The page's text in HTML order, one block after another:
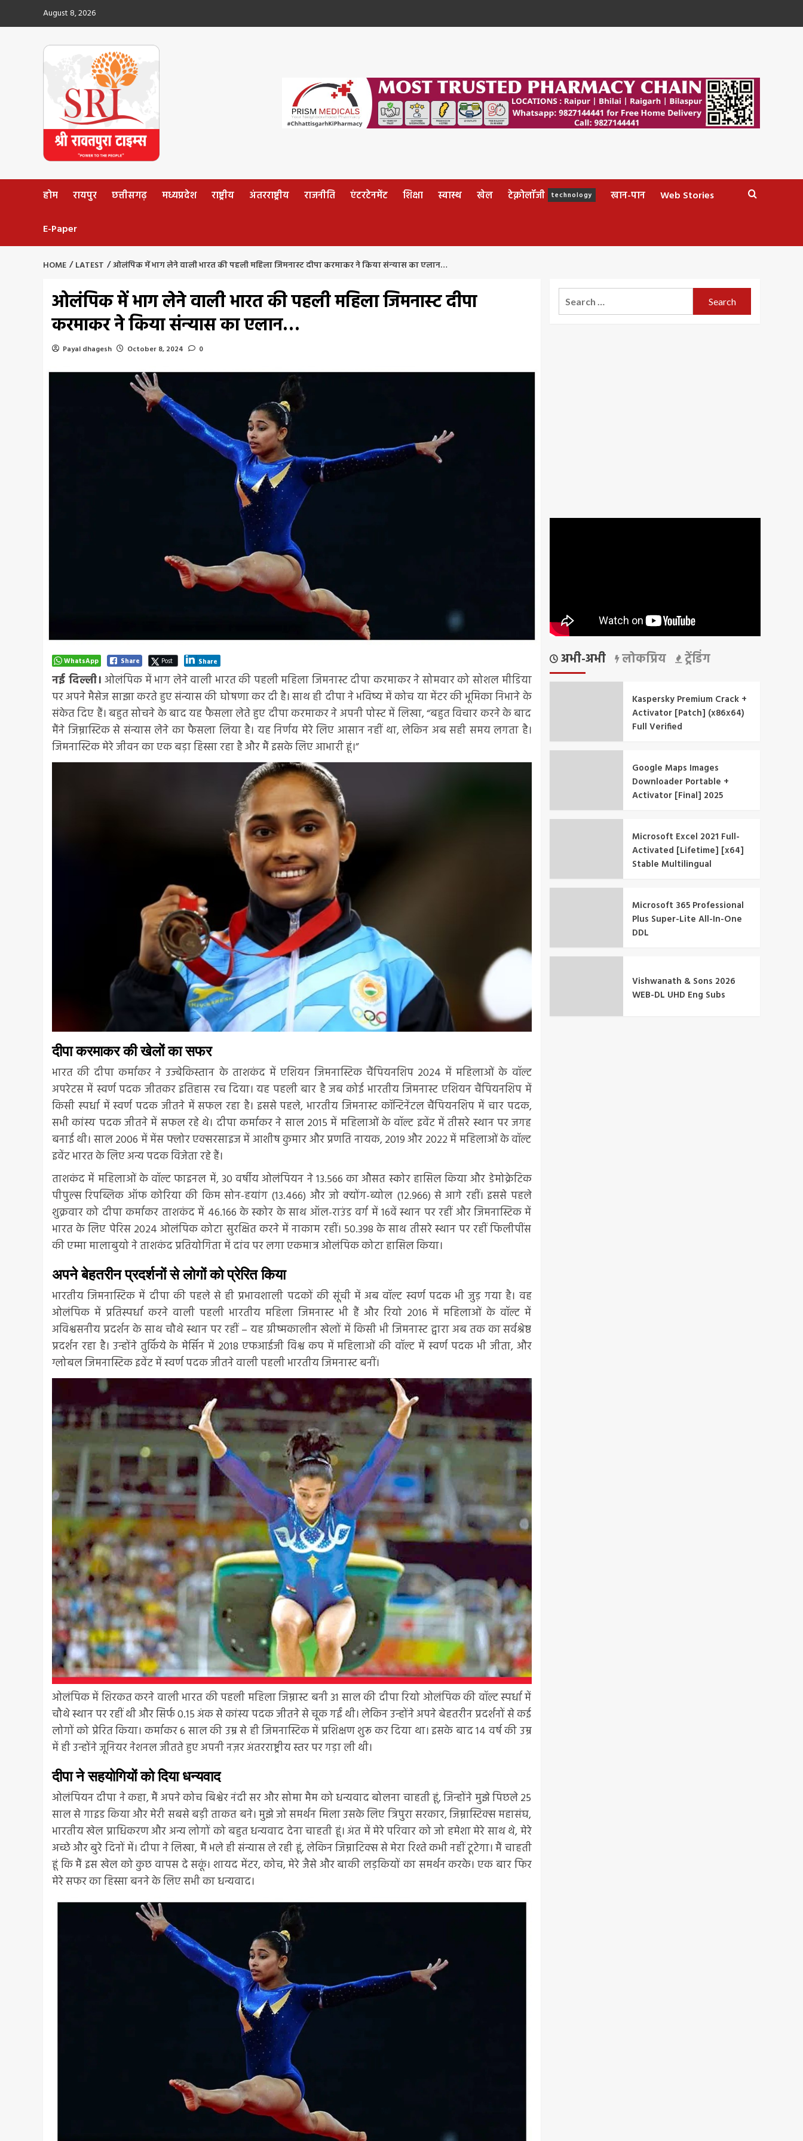
August 8, 2026
होम रायपुर छत्तीसगढ़ मध्यप्रदेश राष्ट्रीय अंतरराष्ट्रीय राजनीति एंटरटेनमेंट शिक्षा स्वास्थ खेल टेक्नोलॉजी technology खान-पान Web Stories
E-Paper
HOME LATEST ओलंपिक में भाग लेने वाली भारत की पहली महिला जिमनास्ट दीपा करमाकर ने किया संन्‍यास का एलान…
ओलंपिक में भाग लेने वाली भारत की पहली महिला जिमनास्ट दीपा
करमाकर ने किया संन्‍यास का एलान…
Payal dhagesh October 8, 2024 0
WhatsApp Share Post Share
नई दिल्ली। ओलंपिक में भाग लेने वाली भारत की पहली महिला जिमनास्ट दीपा करमाकर ने सोमवार को सोशल मीडिया
पर अपने मैसेज साझा करते हुए संन्यास की घोषणा कर दी है। साथ ही दीपा ने भविष्य में कोच या मेंटर की भूमिका निभाने के
संकेत दिए हैं। बहुत सोचने के बाद यह फैसला लेते हुए दीपा करमाकर ने अपनी पोस्‍ट में लिखा, “बहुत विचार करने के बाद
मैंने जिम्नास्टिक से संन्यास लेने का फैसला लिया है। यह निर्णय मेरे लिए आसान नहीं था, लेकिन अब सही समय लगता है।
जिमनास्टिक मेरे जीवन का एक बड़ा हिस्सा रहा है और मैं इसके लिए आभारी हूं।”
दीपा करमाकर की खेलों का सफर
भारत की दीपा कर्माकर ने उज्बेकिस्तान के ताशकंद में एशियन जिमनास्टिक चैंपियनशिप 2024 में महिलाओं के वॉल्ट
अपरेटस में स्वर्ण पदक जीतकर इतिहास रच दिया। यह पहली बार है जब कोई भारतीय जिमनास्ट एशियन चैंपियनशिप में
किसी स्पर्धा में स्वर्ण पदक जीतने में सफल रहा है। इससे पहले, भारतीय जिमनास्ट कॉन्टिनेंटल चैंपियनशिप में चार पदक,
सभी कांस्य पदक जीतने में सफल रहे थे। दीपा कर्माकर ने साल 2015 में महिलाओं के वॉल्ट इवेंट में तीसरे स्थान पर जगह
बनाई थी। साल 2006 में मेंस फ्लोर एक्सरसाइज में आशीष कुमार और प्रणति नायक, 2019 और 2022 में महिलाओं के वॉल्ट
इवेंट भारत के लिए अन्य पदक विजेता रहे हैं।
ताशकंद में महिलाओं के वॉल्ट फाइनल में, 30 वर्षीय ओलंपियन ने 13.566 का औसत स्कोर हासिल किया और डेमोक्रेटिक
पीपुल्स रिपब्लिक ऑफ कोरिया की किम सोन-हयांग (13.466) और जो क्योंग-ब्योल (12.966) से आगे रहीं। इससे पहले
शुक्रवार को दीपा कर्माकर ताशकंद में 46.166 के स्कोर के साथ ऑल-राउंड वर्ग में 16वें स्थान पर रहीं और जिमनास्टिक में
भारत के लिए पेरिस 2024 ओलंपिक कोटा सुरक्षित करने में नाकाम रहीं। 50.398 के साथ तीसरे स्थान पर रहीं फिलीपींस
की एम्मा मालाबुयो ने ताशकंद प्रतियोगिता में दांव पर लगा एकमात्र ओलंपिक कोटा हासिल किया।
अपने बेहतरीन प्रदर्शनों से लोगों को प्रेरित किया
भारतीय जिमनास्टिक में दीपा की पहले से ही प्रभावशाली पदकों की सूंची में अब वॉल्ट स्वर्ण पदक भी जुड़ गया है। वह
ओलंपिक में प्रतिस्पर्धा करने वाली पहली भारतीय महिला जिमनास्ट भी हैं और रियो 2016 में महिलाओं के वॉल्ट में
अविश्वसनीय प्रदर्शन के साथ चौथे स्थान पर रहीं – यह ग्रीष्मकालीन खेलों में किसी भी जिमनास्ट द्वारा अब तक का सर्वश्रेष्ठ
प्रदर्शन रहा है। उन्होंने तुर्किये के मेर्सिन में 2018 एफआईजी विश्व कप में महिलाओं की वॉल्ट में स्वर्ण पदक भी जीता, और
ग्लोबल जिमनास्टिक इवेंट में स्वर्ण पदक जीतने वाली पहली भारतीय जिमनास्ट बनीं।
ओलंपिक में शिरकत करने वाली भारत की पहली महिला जिम्नास्ट बनी 31 साल की दीपा रियो ओलंपिक की वॉल्ट स्पर्धा में
चौथे स्थान पर रहीं थी और सिर्फ 0.15 अंक से कांस्य पदक जीतने से चूक गईं थी। लेकिन उन्होंने अपने बेहतरीन प्रदर्शनों से कई
लोगों को प्रेरित किया। कर्माकर 6 साल की उम्र से ही जिमनास्टिक में प्रशिक्षण शुरू कर दिया था। इसके बाद 14 वर्ष की उम्र
में ही उन्होंने जूनियर नेशनल जीतते हुए अपनी नज़र अंतरराष्ट्रीय स्तर पर गड़ा ली थी।
दीपा ने सहयोगियों को दिया धन्यवाद
ओलंपियन दीपा ने कहा, मैं अपने कोच बिश्वेर नंदी सर और सोमा मैम को धन्यवाद बोलना चाहती हूं, जिन्होंने मुझे पिछले 25
साल से गाइड किया और मेरी सबसे बड़ी ताकत बने। मुझे जो समर्थन मिला उसके लिए त्रिपुरा सरकार, जिम्नास्टिक्स महासंघ,
भारतीय खेल प्राधिकरण और अन्य लोगों को बहुत धन्यवाद देना चाहती हूं। अंत में मेरे परिवार को जो हमेशा मेरे साथ थे, मेरे
अच्छे और बुरे दिनों में। दीपा ने लिखा, मैं भले ही संन्यास ले रही हूं, लेकिन जिम्नाटिक्स से मेरा रिश्ते कभी नहीं टूटेगा। मैं चाहती
हूं कि मैं इस खेल को कुछ वापस दे सकूं। शायद मेंटर, कोच, मेरे जैसे और बाकी लड़कियों का समर्थन करके। एक बार फिर
मेरे सफर का हिस्सा बनने के लिए सभी का धन्यवाद।
for:
अभी-अभी लोकप्रिय ट्रेंडिंग
Kaspersky Premium Crack +
Activator [Patch] (x86x64)
Full Verified
Google Maps Images
Downloader Portable +
Activator [Final] 2025
Microsoft Excel 2021 Full-
Activated [Lifetime] [x64]
Stable Multilingual
Microsoft 365 Professional
Plus Super-Lite All-In-One
DDL
Vishwanath & Sons 2026
WEB-DL UHD Eng Subs